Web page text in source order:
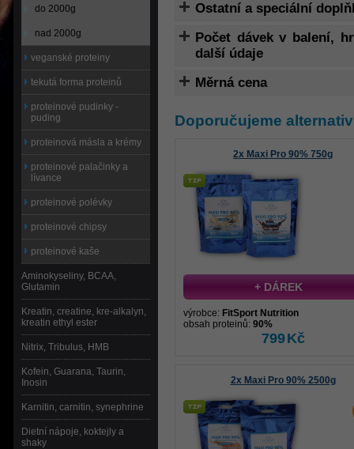
Ostatní a speciální
Počet dávek v balení,
další údaje
Měrná cena
Doporučujeme
2x Maxi Pro 90% 750g
+ DÁREK
výrobce: FitSport Nutrition
obsah proteinů: 90%
799Kč
2x Maxi Pro 90% 2500g
do 2000g
nad 2000g
veganské proteiny
tekutá forma proteinů
proteinové pudinky -
puding
proteinová másla a krémy
proteinové palačinky a
lívance
proteinové polévky
proteinové chipsy
proteinové kaše
Aminokyseliny, BCAA,
Glutamin
Kreatin, creatine, kre-alkalyn,
kreatin ethyl ester
Nitrix, Tribulus, HMB
Kofein, Guarana, Taurin,
Inosin
Karnitin, carnitin, synephrine
Dietní nápoje, koktejly a
shaky